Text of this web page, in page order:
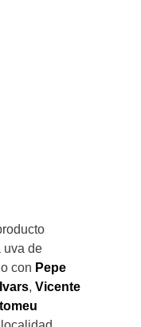
uva de
con Pepe
, Vicente